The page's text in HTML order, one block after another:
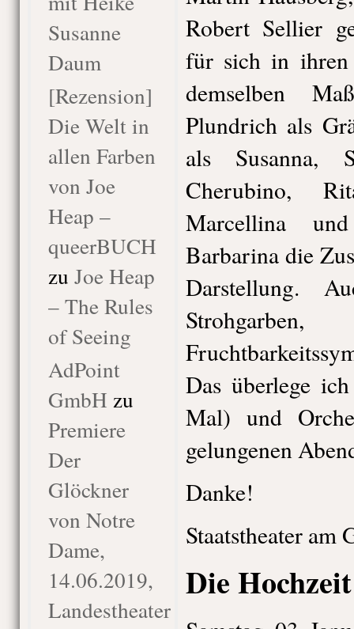
Susanne
Daum
[Rezension]
Die Welt in
allen Farben
von Joe
Heap –
queerBUCH
zu Joe Heap
– The Rules
of Seeing
AdPoint
GmbH zu
Premiere
Der
Glöckner
von Notre
Dame,
14.06.2019,
Landestheater
Robert Sellier
für sich in ihren
demselben
Plundrich als
als Susanna,
Cherubino,
Marcellina
Barbarina die
Darstellung.
Das überlege
Mal) und
gelungenen
Danke!
Staatstheater am
Die